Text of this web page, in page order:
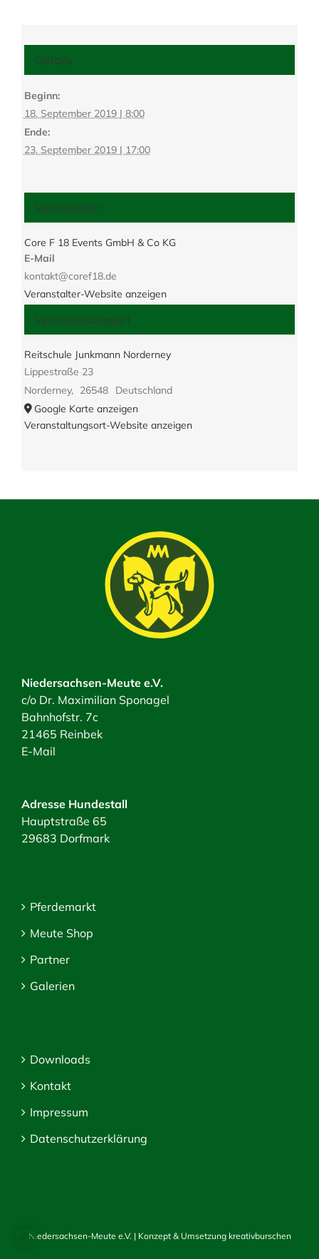
Details
Beginn:
18. September 2019 | 8:00
Ende:
23. September 2019 | 17:00
Veranstaltungsort
Reitschule Junkmann Norderney
Lippestraße 23
Norderney, 26548
Deutschland
Google Karte anzeigen
Veranstaltungsort-Website anzeigen
Veranstalter
Core F 18 Events GmbH & Co KG
E-Mail
kontakt@coref18.de
Veranstalter-Website anzeigen
Niedersachsen-Meute e.V.
c/o Dr. Maximilian Sponagel
Bahnhofstr. 7c
21465 Reinbek
E-Mail
Adresse Hundestall
Hauptstraße 65
29683 Dorfmark
Pferdemarkt
Meute Shop
Partner
Galerien
Downloads
Kontakt
Impressum
Datenschutzerklärung
Niedersachsen-Meute e.V. | Konzept & Umsetzung kreativburschen